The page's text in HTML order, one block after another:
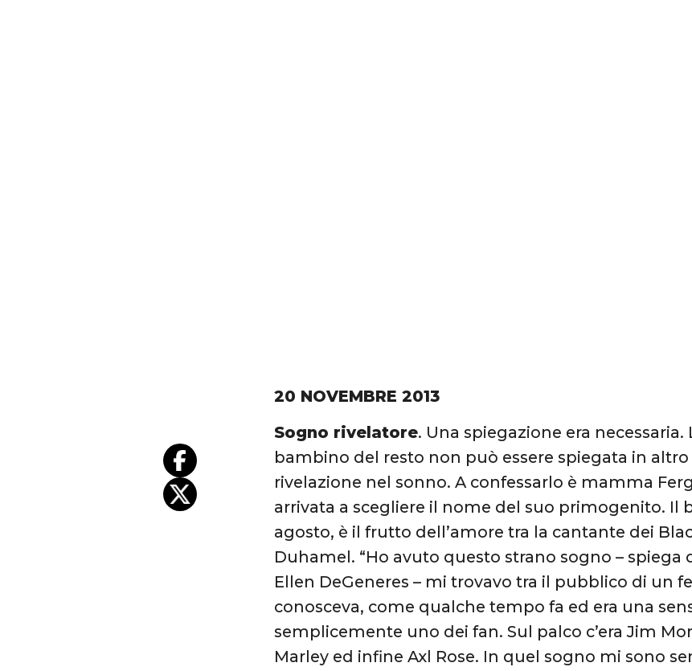
20 NOVEMBRE 2013
Sogno rivelatore. Una spiegazione era
bambino del resto non può essere spiegata in
rivelazione nel sonno. A confessarlo è mamma
arrivata a scegliere il nome del suo primogenito. Il
agosto, è il frutto dell’amore tra la cantante dei
Duhamel. “Ho avuto questo strano sogno – spiega
Ellen DeGeneres – mi trovavo tra il pubblico di un
conosceva, come qualche tempo fa ed era una
semplicemente uno dei fan. Sul palco c’era Jim
Marley ed infine Axl Rose. In quel sogno mi sono